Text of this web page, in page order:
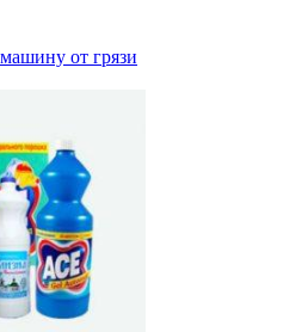
от грязи